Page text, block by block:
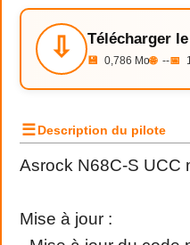
⇩ Télécharger
💾 0,786 Mo🌐 --📅
☰Description du pilote
Asrock N68C-S UCC
Mise à jour :